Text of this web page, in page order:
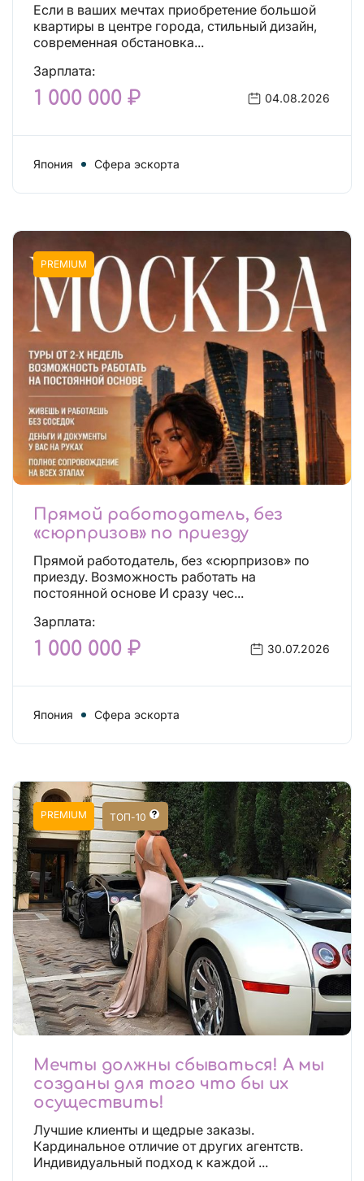
Если в ваших мечтах приобретение большой
квартиры в центре города, стильный дизайн,
современная обстановка...
Зарплата:
1 000 000 ₽ 04.08.2026
Япония Сфера эскорта
PREMIUM
Прямой работодатель, без
«сюрпризов» по приезду
Прямой работодатель, без «сюрпризов» по
приезду. Возможность работать на
постоянной основе И сразу чес...
Зарплата:
1 000 000 ₽ 30.07.2026
Япония Сфера эскорта
PREMIUM ТОП-10
Мечты должны сбываться! А мы
созданы для того что бы их
осуществить!
Лучшие клиенты и щедрые заказы.
Кардинальное отличие от других агентств.
Индивидуальный подход к каждой ...